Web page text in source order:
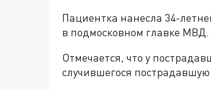
Пациентка нанесла 34-
в подмосковном главке МВД.
Отмечается, что у
случившегося